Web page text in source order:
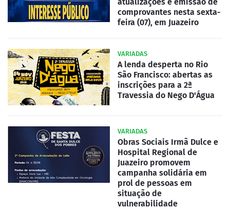
comprovantes nesta sexta-
feira (07), em Juazeiro
VARIADAS
A lenda desperta no Rio
São Francisco: abertas as
inscrições para a 2ª
Travessia do Nego D'Água
VARIADAS
Obras Sociais Irmã Dulce e
Hospital Regional de
Juazeiro promovem
campanha solidária em
prol de pessoas em
situação de
vulnerabilidade